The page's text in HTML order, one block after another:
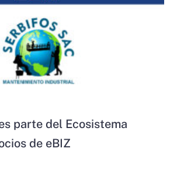
parte del Ecosistema
de eBIZ